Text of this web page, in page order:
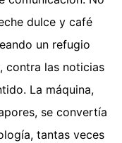
dulce y café
un refugio
contra las noticias
La máquina,
se convertía
tantas veces